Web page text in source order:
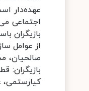
عهده‌دار
اجتماعی
بازیگران
از عوامل
بازیگران:
کیارستمی،